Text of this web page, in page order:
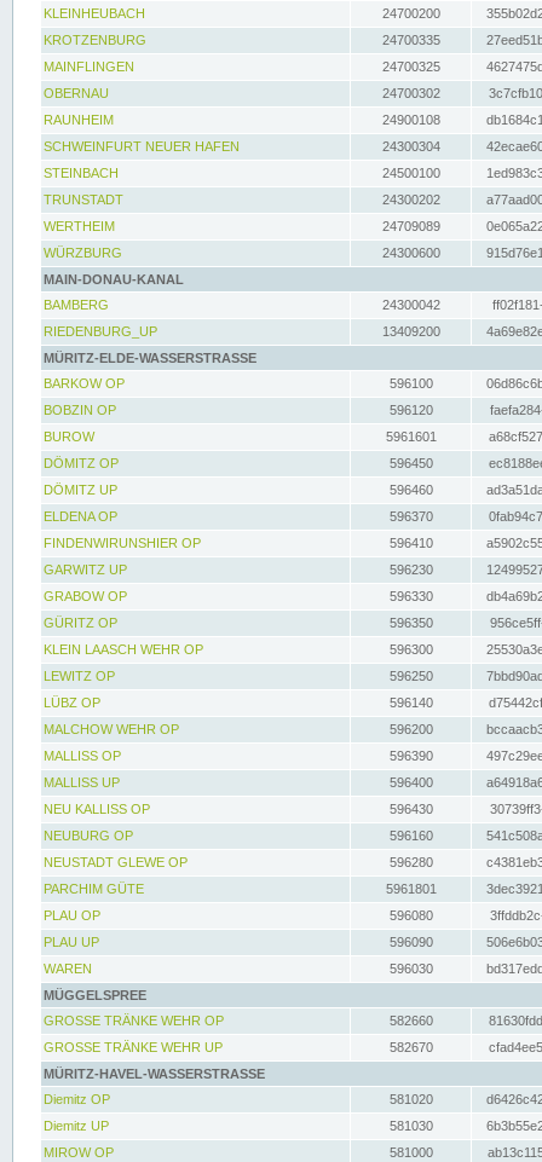
KLEINHEUBACH 24700200
KROTZENBURG
24700335
MAINFLINGEN
24700325
OBERNAU
24700302
RAUNHEIM
24900108
SCHWEINFURT NEUER HAFEN
24300304
STEINBACH
24500100
TRUNSTADT
24300202
WERTHEIM
24709089
WÜRZBURG
24300600
MAIN-DONAU-KANAL
BAMBERG
24300042
RIEDENBURG_UP
13409200
MÜRITZ-ELDE-WASSERSTRASSE
BARKOW OP
596100
BOBZIN OP
596120
BUROW
5961601
DÖMITZ OP
596450
DÖMITZ UP
596460
ELDENA OP
596370
FINDENWIRUNSHIER OP
596410
GARWITZ UP
596230
GRABOW OP
596330
GÜRITZ OP
596350
KLEIN LAASCH WEHR OP
596300
LEWITZ OP
596250
LÜBZ OP
596140
MALCHOW WEHR OP
596200
MALLISS OP
596390
MALLISS UP
596400
NEU KALLISS OP
596430
NEUBURG OP
596160
NEUSTADT GLEWE OP
596280
PARCHIM GÜTE
5961801
PLAU OP
596080
PLAU UP
596090
WAREN
596030
MÜGGELSPREE
GROSSE TRÄNKE WEHR OP
582660
GROSSE TRÄNKE WEHR UP
582670
MÜRITZ-HAVEL-WASSERSTRASSE
Diemitz OP
581020
Diemitz UP
581030
MIROW OP
581000